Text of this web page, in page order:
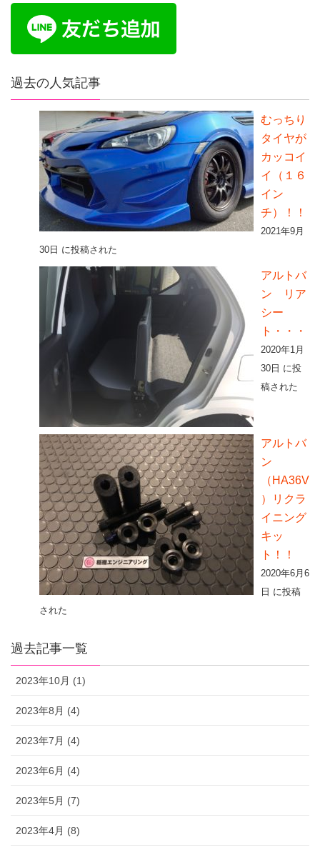
過去の人気記事
むっちり
タイヤが
カッコイ
イ（１６
イン
チ）！！
2021年9月
30日 に投稿された
アルトバ
ン リア
シー
ト・・・
2020年1月
30日 に投
稿された
アルトバ
ン
（HA36V
）リクラ
イニング
キッ
ト！！
2020年6月6
日 に投稿
された
過去記事一覧
2023年10月 (1)
2023年8月 (4)
2023年7月 (4)
2023年6月 (4)
2023年5月 (7)
2023年4月 (8)